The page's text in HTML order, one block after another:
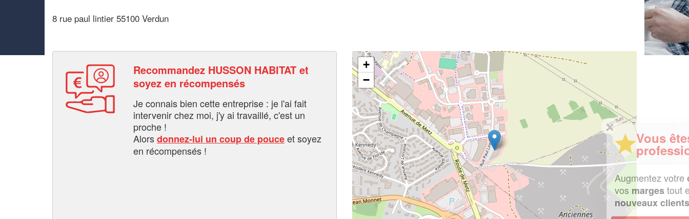
8 rue paul lintier 55100 Verdun
Recommandez HUSSON HABITAT et
soyez en récompensés
Je connais bien cette entreprise : je l'ai fait
intervenir chez moi, j'y ai travaillé, c'est un
proche !
Alorsdonnez-lui un coup de pouceet soyez
en récompensés !
+
−
✕
Vous êtes un
professionnel ?
Augmentez votrechiffre d'affaireset
vosmarges
tout en gagnant de
nouveaux clients